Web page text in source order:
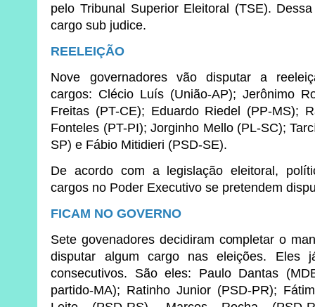
pelo Tribunal Superior Eleitoral (TSE).
cargo sub judice.
REELEIÇÃO
Nove governadores vão disputar a
cargos: Clécio Luís (União-AP); Jerônimo
Freitas (PT-CE); Eduardo Riedel (PP-MS);
Fonteles (PT-PI); Jorginho Mello (PL-SC);
SP) e Fábio Mitidieri (PSD-SE).
De acordo com a legislação eleitoral,
cargos no Poder Executivo se pretendem
FICAM NO GOVERNO
Sete govenadores decidiram completar o
disputar algum cargo nas eleições. Eles
consecutivos. São eles: Paulo Dantas
partido-MA); Ratinho Junior (PSD-PR);